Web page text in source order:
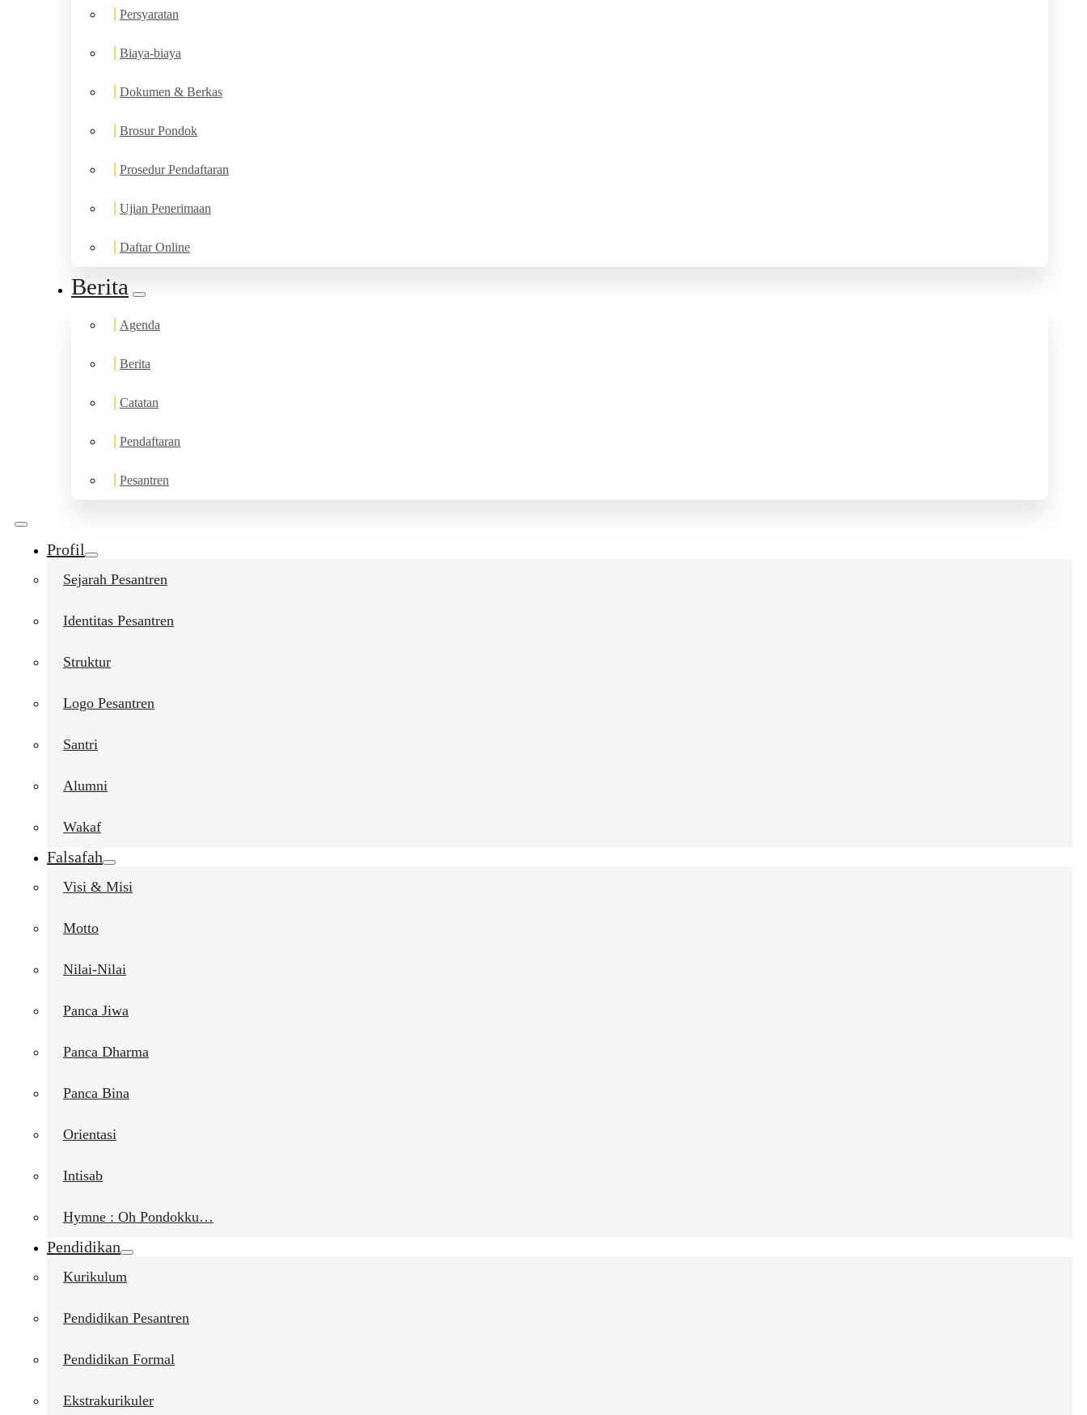
Persyaratan
Biaya-biaya
Dokumen & Berkas
Brosur Pondok
Prosedur Pendaftaran
Ujian Penerimaan
Daftar Online
Berita
Agenda
Berita
Catatan
Pendaftaran
Pesantren
Profil
Sejarah Pesantren
Identitas Pesantren
Struktur
Logo Pesantren
Santri
Alumni
Wakaf
Falsafah
Visi & Misi
Motto
Nilai-Nilai
Panca Jiwa
Panca Dharma
Panca Bina
Orientasi
Intisab
Hymne : Oh Pondokku…
Pendidikan
Kurikulum
Pendidikan Pesantren
Pendidikan Formal
Ekstrakurikuler